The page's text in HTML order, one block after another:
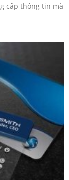
cấp thông tin mà